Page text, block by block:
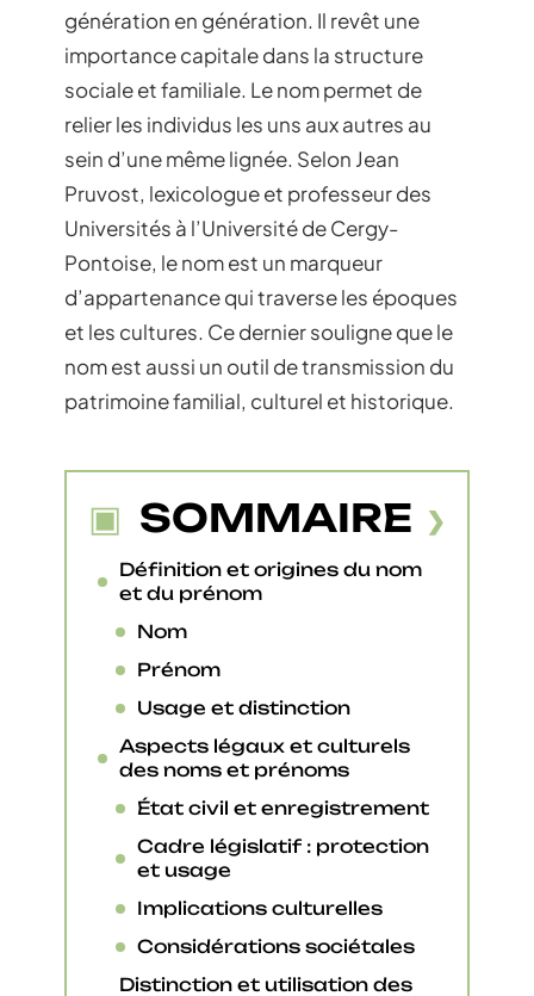
génération en génération. Il revêt une
importance capitale dans la structure
sociale et familiale. Le nom permet de
relier les individus les uns aux autres au
sein d’une même lignée. Selon Jean
Pruvost, lexicologue et professeur des
Universités à l’Université de Cergy-
Pontoise, le nom est un marqueur
d’appartenance qui traverse les époques
et les cultures. Ce dernier souligne que le
nom est aussi un outil de transmission du
patrimoine familial, culturel et historique.
SOMMAIRE
Définition et origines du nom
et du prénom
Nom
Prénom
Usage et distinction
Aspects légaux et culturels
des noms et prénoms
État civil et enregistrement
Cadre législatif : protection
et usage
Implications culturelles
Considérations sociétales
Distinction et utilisation des